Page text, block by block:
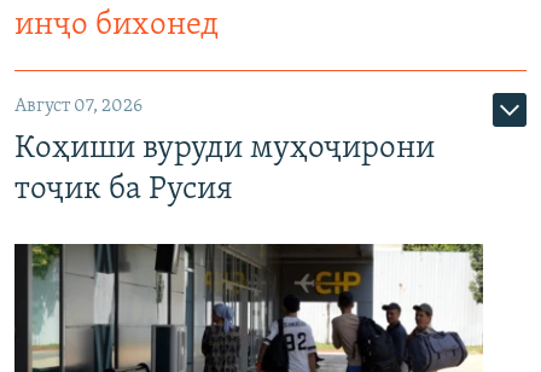
инҷо бихонед
Август 07, 2026
Коҳиши вуруди муҳоҷирони
тоҷик ба Русия